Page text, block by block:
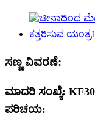
ಸಣ್ಣ ವಿವರಣೆ:
ಮಾದರಿ ಸಂಖ್ಯೆ:
ಪರಿಚಯ: